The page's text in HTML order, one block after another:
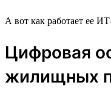
А вот как работает ее
Цифровая
жилищных